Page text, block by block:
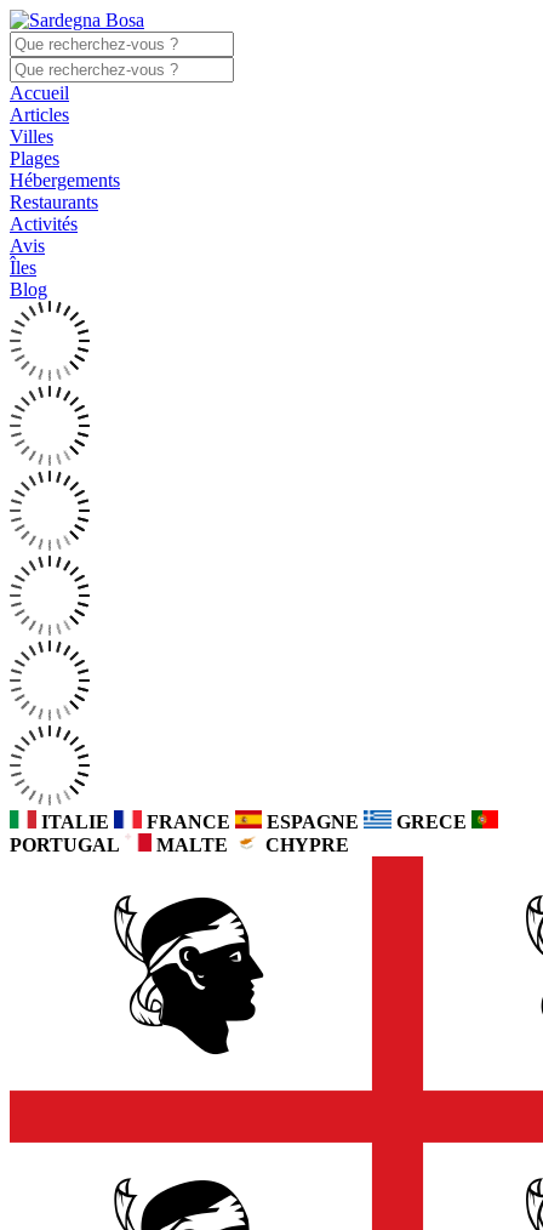
Accueil
Articles
Villes
Plages
Hébergements
Restaurants
Activités
Avis
Îles
Blog
ITALIE FRANCE ESPAGNE
GRECE
PORTUGAL
MALTE CHYPRE